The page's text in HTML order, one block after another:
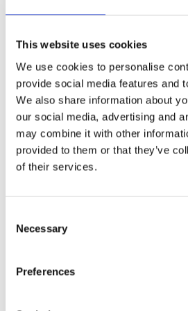
This website uses cookies
We use cookies to personalise
provide social media features and
We also share information about
our social media, advertising and
may combine it with other
provided to them or that they’ve
of their services.
Selection
Necessary
Preferences
London
Les mer